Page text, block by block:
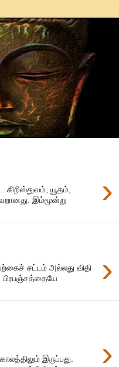
›
கிறிஸ்துவம், யூதம்,
இம்மூன்று
›
சட்டம் அல்லது விதி
பிரபஞ்சத்தையே
›
இருப்பது.